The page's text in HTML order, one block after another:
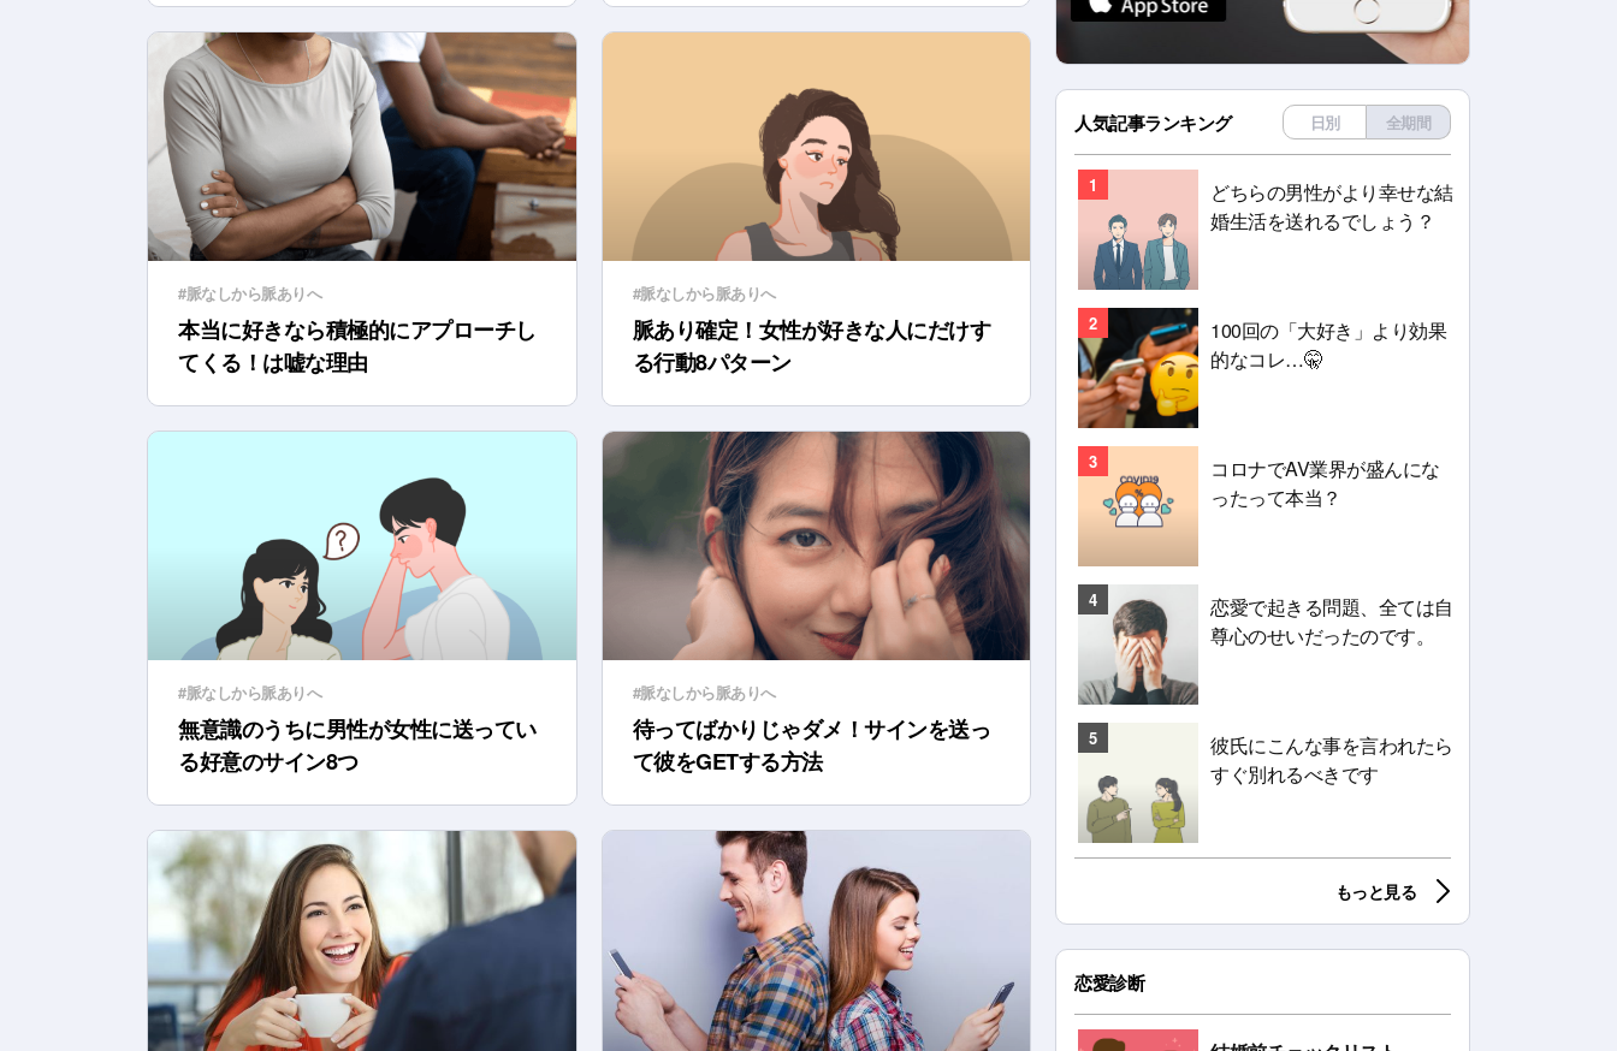
#脈なしから脈ありへ
本当に好きなら積極的にアプローチし
てくる！は嘘な理由
#脈なしから脈ありへ
脈あり確定！女性が好きな人にだけす
る行動8パターン
#脈なしから脈ありへ
無意識のうちに男性が女性に送ってい
る好意のサイン8つ
#脈なしから脈ありへ
待ってばかりじゃダメ！サインを送っ
て彼をGETする方法
人気記事ランキング 日別 全期間
1
どちらの男性がより幸せな結
婚生活を送れるでしょう？
2
100回の「大好き」より効果
的なコレ…🤫
3
コロナでAV業界が盛んにな
ったって本当？
4
恋愛で起きる問題、全ては自
尊心のせいだったのです。
5
彼氏にこんな事を言われたら
すぐ別れるべきです
もっと見る
恋愛診断